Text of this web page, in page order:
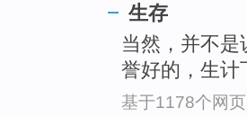
生存
当然，并不是
誉好的，生计
基于1178个网页